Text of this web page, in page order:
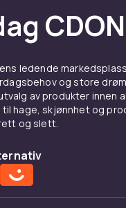
CDON
ledende
og store
av produkter innen
til hage, skjønnhet og
og slett.